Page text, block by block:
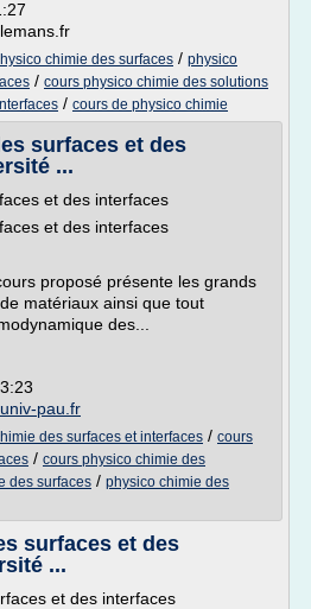
chimie des surfaces / physico
/ cours physico chimie des solutions
/ cours de physico chimie
surfaces et des
...
et des interfaces
et des interfaces
proposé présente les grands
matériaux ainsi que tout
des...
pau.fr
des surfaces et interfaces / cours
/ cours physico chimie des
des surfaces / physico chimie des
surfaces et des
...
et des interfaces